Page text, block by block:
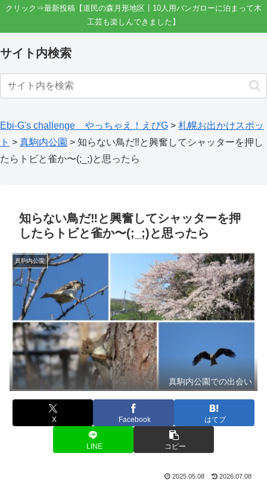
クリック⇒最新投稿【道民の森月形地区┃10人用バンガローに泊まって木
工芸も楽しんできました】
サイト内検索
Ebi-G's challenge やっちゃえ！えびG > 札幌お出かけスポッ
ト > 真駒内公園 > 知らない鳥だ‼と興奮してシャッターを押し
たらトビと雀か〜(;_;)と思ったら
知らない鳥だ‼と興奮してシャッターを押
したらトビと雀か〜(;_;)と思ったら
真駒内公園
真駒内公園での出会い
X Facebook はてブ
LINE コピー
2025.05.08 2026.07.08